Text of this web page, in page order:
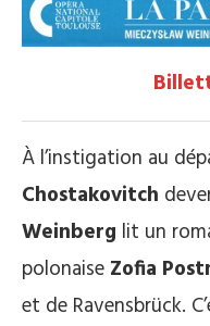
À l’instigation au
Chostakovitch
Weinberg lit un
polonaise Zofia
et de Ravensbrück.